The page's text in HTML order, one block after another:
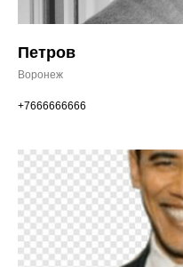
Петров
Воронеж
+7666666666